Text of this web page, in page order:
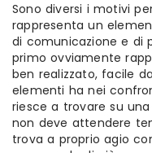
Sono diversi i motivi
rappresenta un
di comunicazione e di
primo ovviamente
ben realizzato, facile
elementi ha nei
riesce a trovare su
non deve attendere
trova a proprio agio